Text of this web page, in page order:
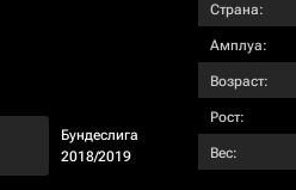
Бундеслига
2018/2019
Страна:
Амплуа:
Возраст:
Рост:
Вес: